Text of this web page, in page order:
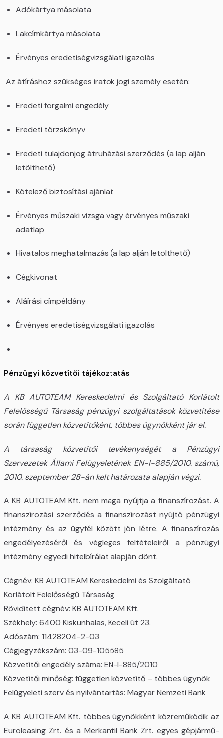
Adókártya másolata
Lakcímkártya másolata
Érvényes eredetiségvizsgálati igazolás
Az átíráshoz szükséges iratok jogi személy esetén:
Eredeti forgalmi engedély
Eredeti törzskönyv
Eredeti tulajdonjog átruházási szerződés (a lap alján
letölthető)
Kötelező biztosítási ajánlat
Érvényes műszaki vizsga vagy érvényes műszaki
adatlap
Hivatalos meghatalmazás (a lap alján letölthető)
Cégkivonat
Aláírási címpéldány
Érvényes eredetiségvizsgálati igazolás
Pénzügyi közvetítői tájékoztatás
A KB AUTOTEAM Kereskedelmi és Szolgáltató Korlátolt
Felelősségű Társaság pénzügyi szolgáltatások közvetítése
során független közvetítőként, többes ügynökként jár el.
A társaság közvetítői tevékenységét a Pénzügyi
Szervezetek Állami Felügyeletének EN-I-885/2010. számú,
2010. szeptember 28-án kelt határozata alapján végzi.
A KB AUTOTEAM Kft. nem maga nyújtja a finanszírozást. A
finanszírozási szerződés a finanszírozást nyújtó pénzügyi
intézmény és az ügyfél között jön létre. A finanszírozás
engedélyezéséről és végleges feltételeiről a pénzügyi
intézmény egyedi hitelbírálat alapján dönt.
Cégnév: KB AUTOTEAM Kereskedelmi és Szolgáltató
Korlátolt Felelősségű Társaság
Rövidített cégnév: KB AUTOTEAM Kft.
Székhely: 6400 Kiskunhalas, Keceli út 23.
Adószám: 11428204-2-03
Cégjegyzékszám: 03-09-105585
Közvetítői engedély száma: EN-I-885/2010
Közvetítői minőség: független közvetítő – többes ügynök
Felügyeleti szerv és nyilvántartás: Magyar Nemzeti Bank
A KB AUTOTEAM Kft. többes ügynökként közreműködik az
Euroleasing Zrt. és a Merkantil Bank Zrt. egyes gépjármű-